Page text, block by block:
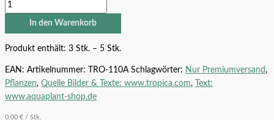
In den Warenkorb
Produkt enthält: 3 Stk. – 5 Stk.
EAN: Artikelnummer: TRO-110A Schlagwörter: Nur Premiumversand,
Pflanzen, Quelle Bilder & Texte: www.tropica.com,
Text:
www.aquaplant-shop.de
0,00 € / Stk.